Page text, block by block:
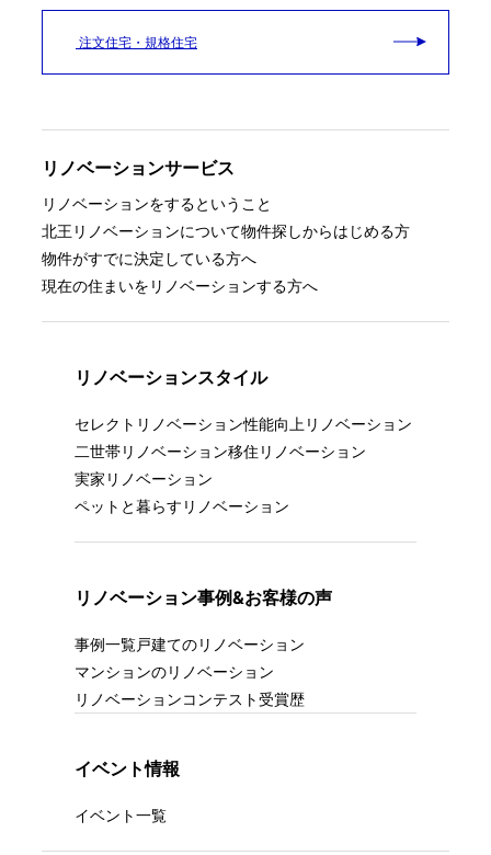
注文住宅・規格住宅
リノベーションサービス
リノベーションをするということ
北王リノベーションについて物件探しからはじめる方
物件がすでに決定している方へ
現在の住まいをリノベーションする方へ
リノベーションスタイル
セレクトリノベーション性能向上リノベーション
二世帯リノベーション移住リノベーション
実家リノベーション
ペットと暮らすリノベーション
リノベーション事例&お客様の声
事例一覧戸建てのリノベーション
マンションのリノベーション
リノベーションコンテスト受賞歴
イベント情報
イベント一覧